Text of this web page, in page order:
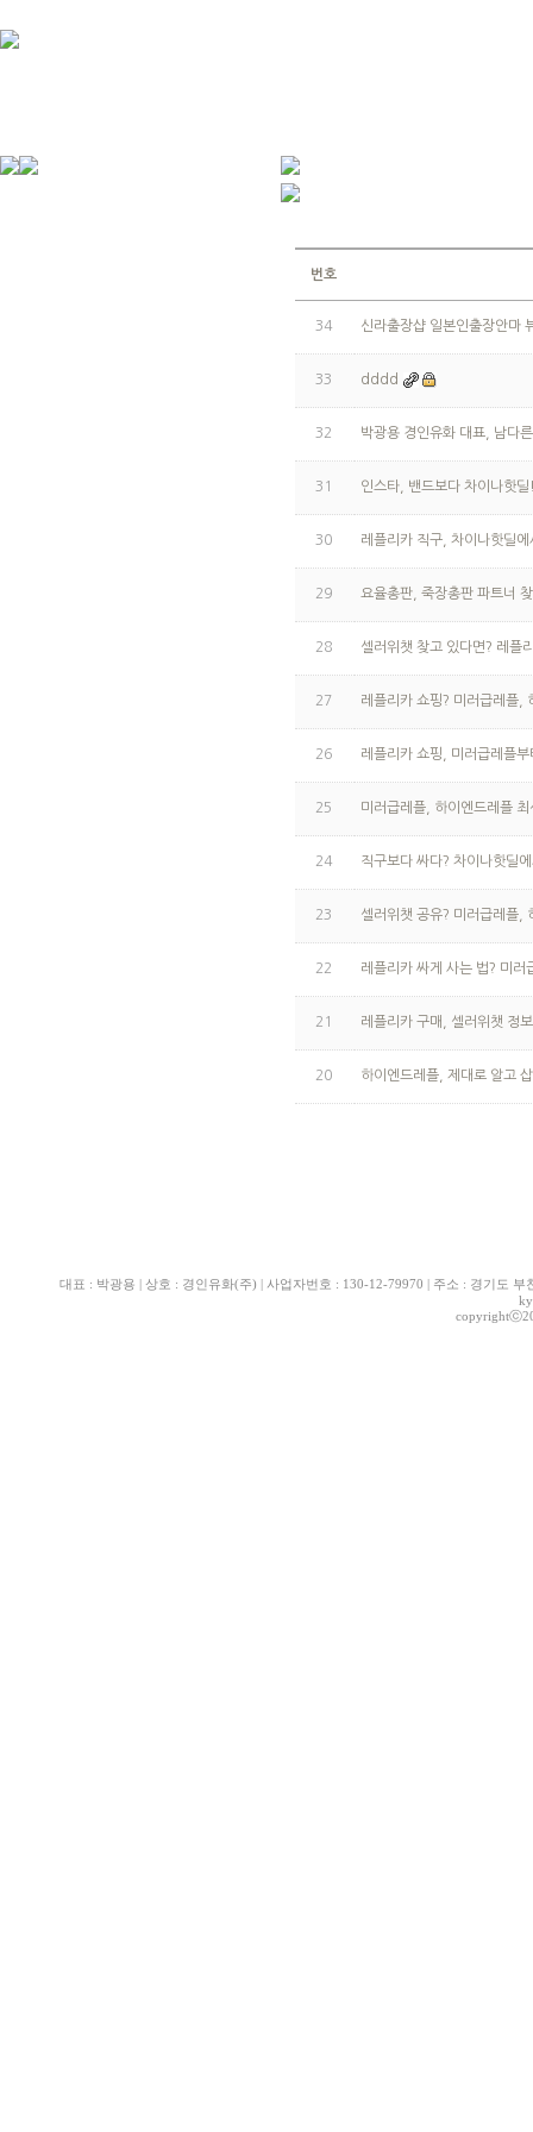
번호
34 신라출장샵 일본인출장안마
33 dddd
32 박광용 경인유화 대표, 남다
31 인스타, 밴드보다 차이나핫
30 레플리카 직구, 차이나핫딜
29 요율총판, 죽장총판 파트너
28 셀러위챗 찾고 있다면? 레플
27 레플리카 쇼핑? 미러급레플,
26 레플리카 쇼핑, 미러급레플
25 미러급레플, 하이엔드레플
24 직구보다 싸다? 차이나핫딜
23 셀러위챗 공유? 미러급레플,
22 레플리카 싸게 사는 법? 미
21 레플리카 구매, 셀러위챗 정
20 하이엔드레플, 제대로 알고
대표 : 박광용 | 상호 : 경인유화(주) | 사업자번호 : 130-12-79970 | 주소 : 경기도